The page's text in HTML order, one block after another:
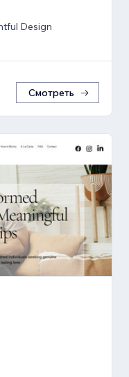
Design
Смотреть